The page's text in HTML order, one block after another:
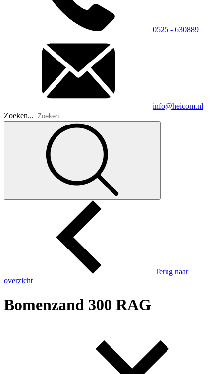
0525 - 630889
info@heicom.nl
Zoeken...
Terug naar
overzicht
Bomenzand 300 RAG